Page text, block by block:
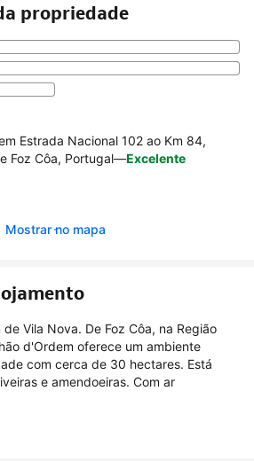
propriedade
Estrada Nacional 102 ao Km 84,
Foz Côa, Portugal—Excelente
Mostrar no mapa
Vila Nova. De Foz Côa, na Região
d'Ordem oferece um ambiente
com cerca de 30 hectares. Está
e amendoeiras. Com ar